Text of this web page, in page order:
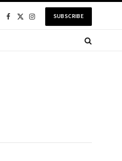
Facebook
X
InstagramSUBSCRIBE